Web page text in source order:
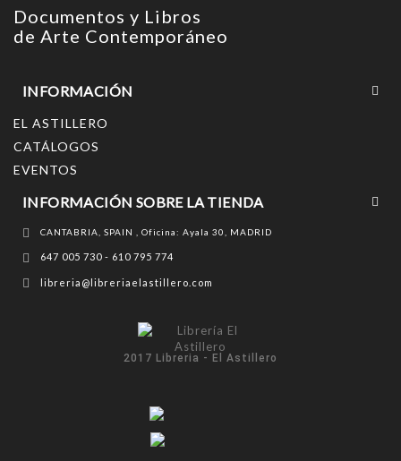
Documentos y Libros
de Arte Contemporáneo
INFORMACIÓN
EL ASTILLERO
CATÁLOGOS
EVENTOS
2017 Libreria - El Astillero
INFORMACIÓN SOBRE LA TIENDA
CANTABRIA, SPAIN , Oficina: Ayala 30, MADRID
647 005 730 - 610 795 774
libreria@libreriaelastillero.com